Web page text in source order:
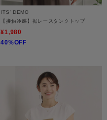
ITS' DEMO
【接触冷感】裾レースタンクトップ
¥1,980
40%OFF